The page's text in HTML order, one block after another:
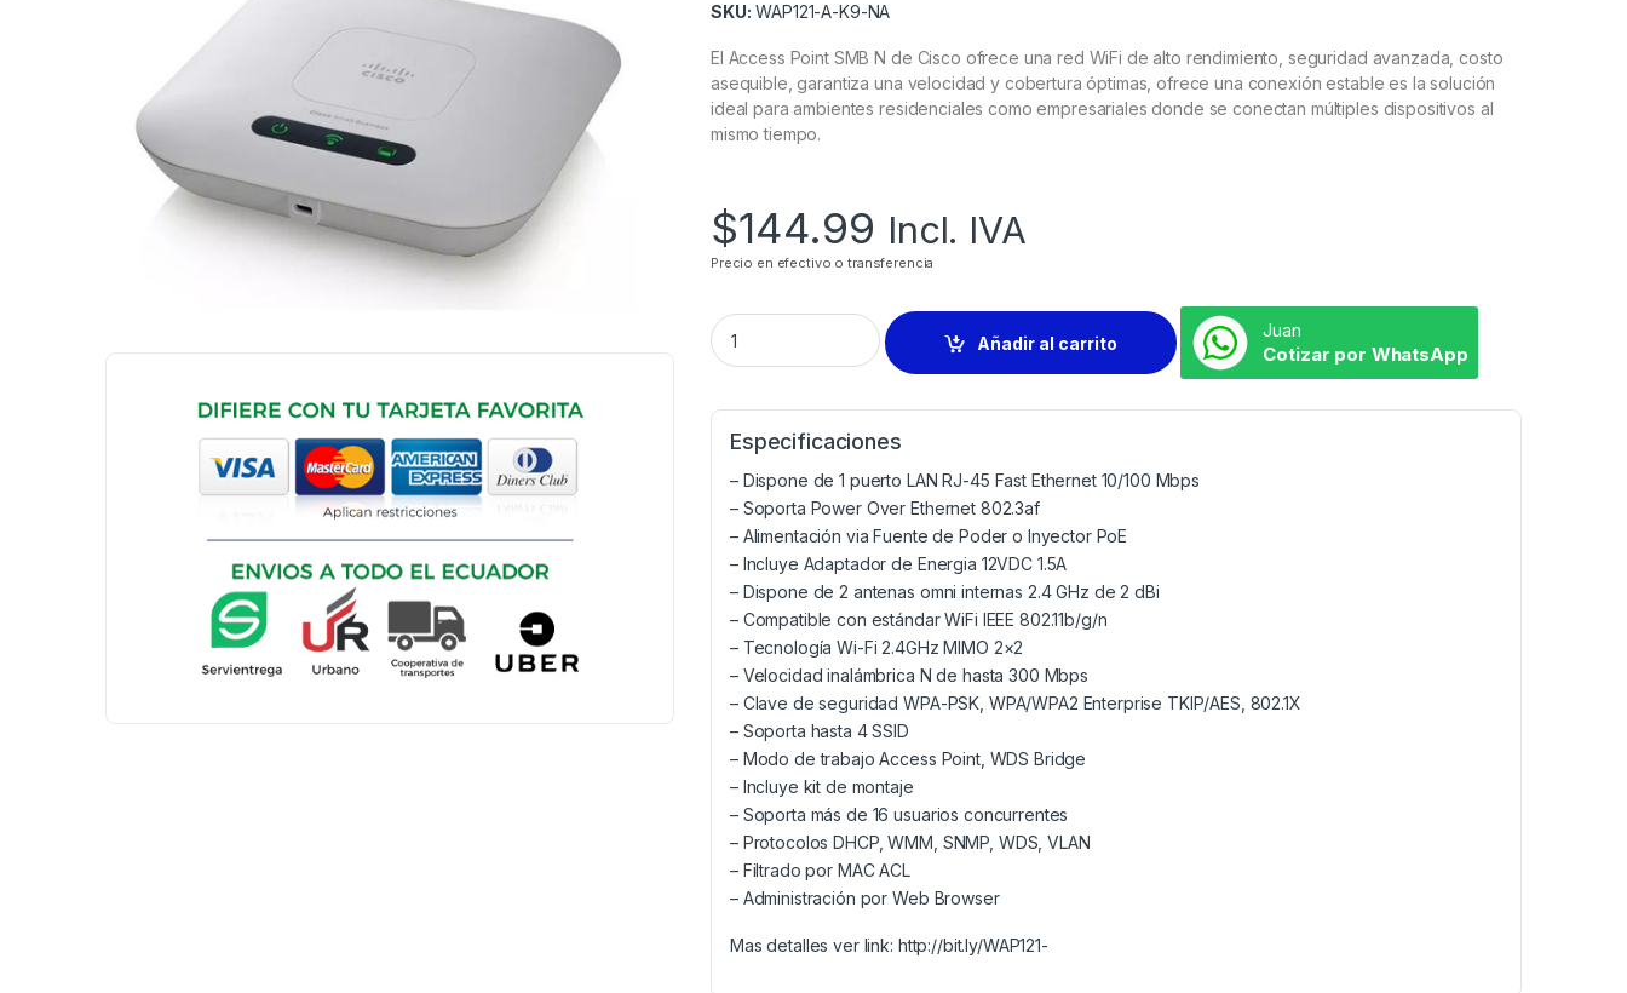
SKU: WAP121-A-K9-NA
El Access Point SMB N de Cisco ofrece una red WiFi de alto rendimiento, seguridad avanzada, costo
asequible, garantiza una velocidad y cobertura óptimas, ofrece una conexión estable es la solución
ideal para ambientes residenciales como empresariales donde se conectan múltiples dispositivos al
mismo tiempo.
$144.99 Incl. IVA
Precio en efectivo o transferencia
Añadir al carrito
Juan
Cotizar por WhatsApp
Especificaciones
– Dispone de 1 puerto LAN RJ-45 Fast Ethernet 10/100 Mbps
– Soporta Power Over Ethernet 802.3af
– Alimentación via Fuente de Poder o Inyector PoE
– Incluye Adaptador de Energia 12VDC 1.5A
– Dispone de 2 antenas omni internas 2.4 GHz de 2 dBi
– Compatible con estándar WiFi IEEE 802.11b/g/n
– Tecnología Wi-Fi 2.4GHz MIMO 2×2
– Velocidad inalámbrica N de hasta 300 Mbps
– Clave de seguridad WPA-PSK, WPA/WPA2 Enterprise TKIP/AES, 802.1X
– Soporta hasta 4 SSID
– Modo de trabajo Access Point, WDS Bridge
– Incluye kit de montaje
– Soporta más de 16 usuarios concurrentes
– Protocolos DHCP, WMM, SNMP, WDS, VLAN
– Filtrado por MAC ACL
– Administración por Web Browser
Mas detalles ver link: http://bit.ly/WAP121-